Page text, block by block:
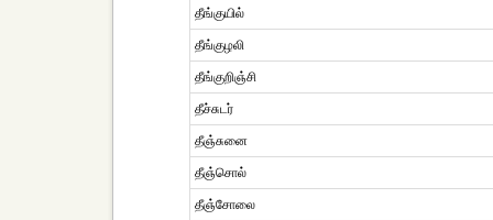
தீங்குயில்
தீங்குழலி
தீங்குறிஞ்சி
தீச்சுடர்
தீஞ்சுனை
தீஞ்சொல்
தீஞ்சோலை